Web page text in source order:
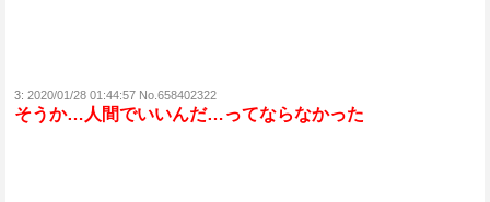
3: 2020/01/28 01:44:57 No.658402322
そうか…人間でいいんだ…ってならなかった